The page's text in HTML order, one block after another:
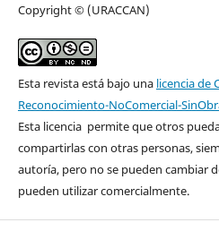
Copyright © (URACCAN)
Esta revista está bajo una licencia de
Reconocimiento-NoComercial-
Esta licencia permite que otros
compartirlas con otras personas,
autoría, pero no se pueden cambiar
pueden utilizar comercialmente.